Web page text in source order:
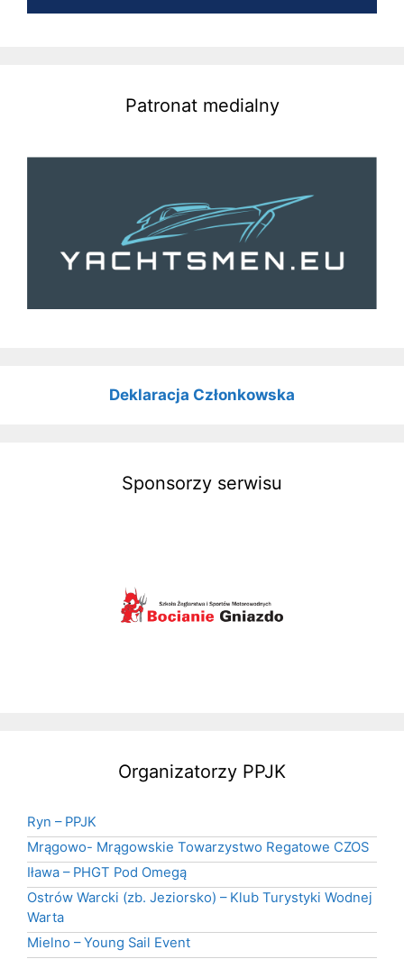
Patronat medialny
Deklaracja Członkowska
Sponsorzy serwisu
Organizatorzy PPJK
Ryn – PPJK
Mrągowo- Mrągowskie Towarzystwo Regatowe CZOS
Iława – PHGT Pod Omegą
Ostrów Warcki (zb. Jeziorsko) – Klub Turystyki Wodnej
Warta
Mielno – Young Sail Event